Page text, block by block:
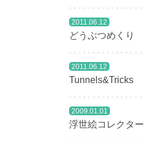
2011.06.12
どうぶつめくり
2011.06.12
Tunnels&Tricks
2009.01.01
浮世絵コレクター